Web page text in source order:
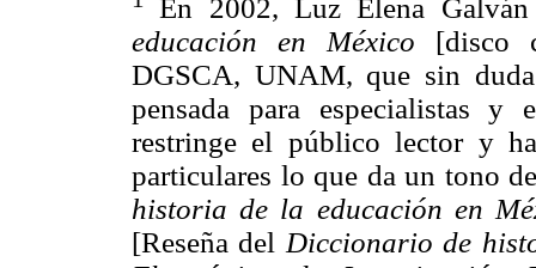
En 2002, Luz Elena
educación en México [disco
DGSCA, UNAM, que sin
pensada para especialistas
restringe el público lector y
particulares lo que da un tono
historia de la educación en
[Reseña del Diccionario de